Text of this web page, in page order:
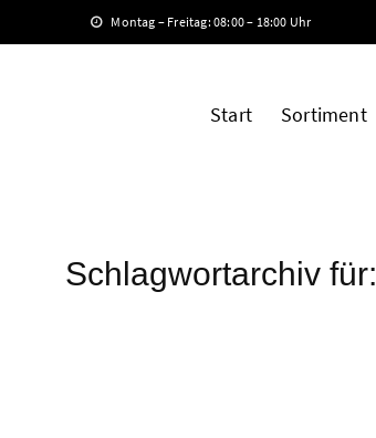
Montag – Freitag: 08:00 – 18:00 Uhr
Start Sortiment
Schlagwortarchiv für: